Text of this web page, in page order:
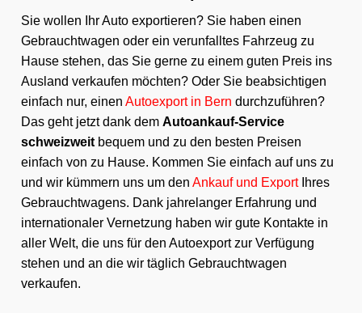
Sie wollen Ihr Auto exportieren? Sie haben einen
Gebrauchtwagen oder ein verunfalltes Fahrzeug zu
Hause stehen, das Sie gerne zu einem guten Preis ins
Ausland verkaufen möchten? Oder Sie beabsichtigen
einfach nur, einenAutoexport in Bern durchzuführen?
Das geht jetzt dank demAutoankauf-Service
schweizweit bequem und zu den besten Preisen
einfach von zu Hause. Kommen Sie einfach auf uns zu
und wir kümmern uns um denAnkauf und ExportIhres
Gebrauchtwagens. Dank jahrelanger Erfahrung und
internationaler Vernetzung haben wir gute Kontakte in
aller Welt, die uns für den Autoexport zur Verfügung
stehen und an die wir täglich Gebrauchtwagen
verkaufen.